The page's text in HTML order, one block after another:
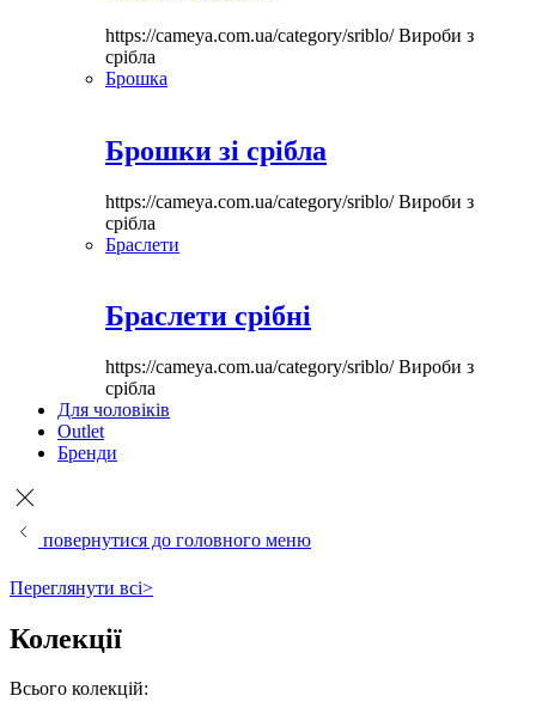
https://cameya.com.ua/category/sriblo/Вироби з
срібла
Брошка
Брошки зі срібла
https://cameya.com.ua/category/sriblo/Вироби з
срібла
Браслети
Браслети срібні
https://cameya.com.ua/category/sriblo/Вироби з
срібла
Для чоловіків
Outlet
Бренди
повернутися до головного меню
Переглянути всі>
Колекції
Всього колекцій: